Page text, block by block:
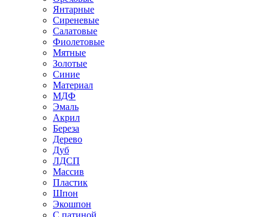
Янтарные
Сиреневые
Салатовые
Фиолетовые
Мятные
Золотые
Синие
Материал
МДФ
Эмаль
Акрил
Береза
Дерево
Дуб
ЛДСП
Массив
Пластик
Шпон
Экошпон
С патиной